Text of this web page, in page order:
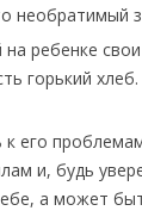
необратимый
ребенке
горький
к его
и, будь
а может